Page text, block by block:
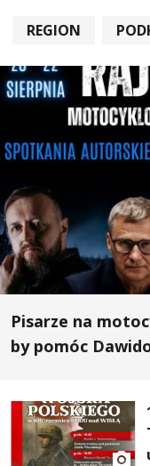
REGION
Pisarze na
by pomóc